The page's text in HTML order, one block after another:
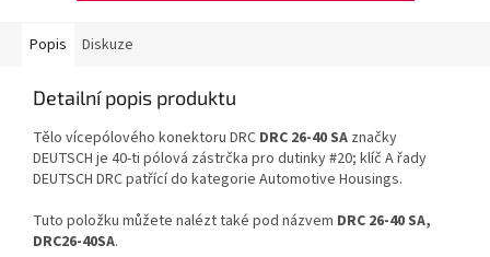
Popis Diskuze
Detailní popis produktu
Tělo vícepólového konektoru DRC DRC 26-40 SA značky
DEUTSCH je 40-ti pólová zástrčka pro dutinky #20; klíč A řady
DEUTSCH DRC patřící do kategorie Automotive Housings.
Tuto položku můžete nalézt také pod názvem DRC 26-40 SA,
DRC26-40SA.